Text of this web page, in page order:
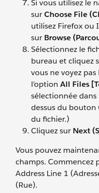
Si vous utilisez le
surChoose File
utilisez Firefox ou
sur Browse
Sélectionnez le
bureau et cliquez
vous ne voyez
l’option All Files
sélectionnée
dessus du
du fichier.)
Cliquez sur Next
Vous pouvez
champs. Commencez
Address Line 1
(Rue).